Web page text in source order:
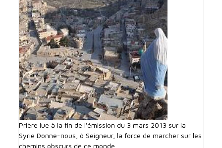
Prière lue à la fin de l'émission du 3 mars 2013 sur la
Syrie Donne-nous, ô Seigneur, la force de marcher sur les
chemins obscurs de ce monde...